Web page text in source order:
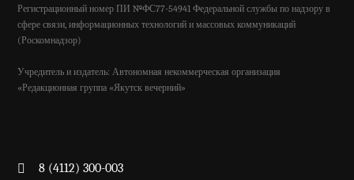
Регистрационный номер ПИ №ФС77-54941 Федеральной службы по надзору в
сфере связи, информационных технологий и массовых коммуникаций
(Роскомнадзор)
Учредитель и издатель: Автономная некоммерческая организация
«Редакционная группа «Якутск вечерний»
8 (4112) 300-003